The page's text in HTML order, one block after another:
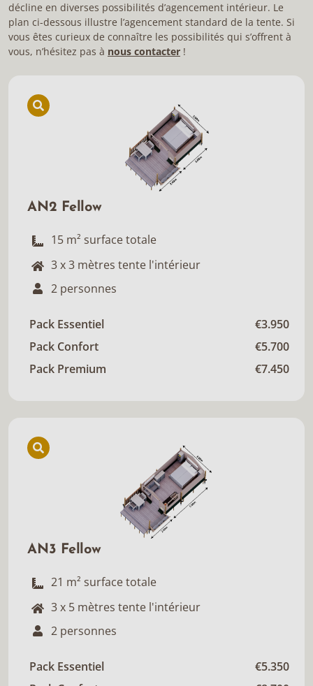
décline en diverses possibilités d’agencement intérieur. Le
plan ci-dessous illustre l’agencement standard de la tente. Si
vous êtes curieux de connaître les possibilités qui s’offrent à
vous, n’hésitez pas à nous contacter !
AN2 Fellow
15 m² surface totale
3 x 3 mètres tente l'intérieur
2 personnes
Pack Essentiel
€3.950
Pack Confort
€5.700
Pack Premium
€7.450
AN3 Fellow
21 m² surface totale
3 x 5 mètres tente l'intérieur
2 personnes
Pack Essentiel
€5.350